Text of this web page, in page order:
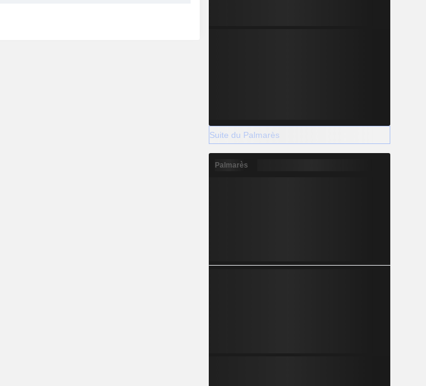
Suite du Palmarès
Palmarès